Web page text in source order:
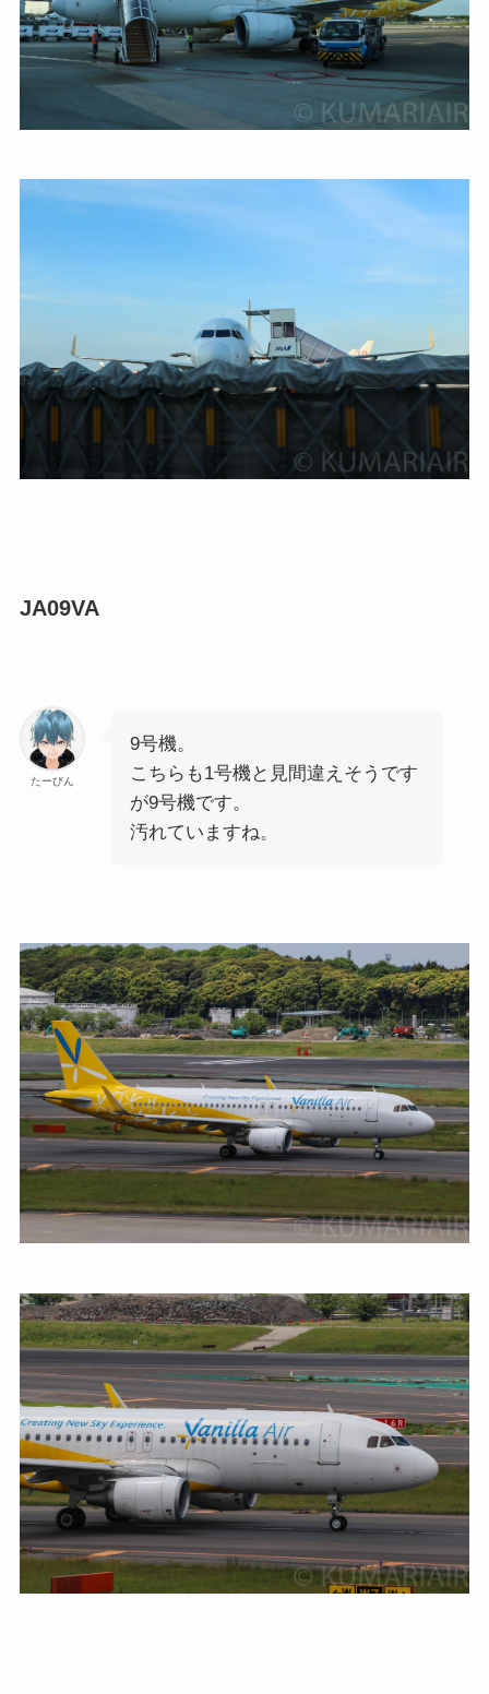
JA09VA
たーびん
9号機。
こちらも1号機と見間違えそうです
が9号機です。
汚れていますね。